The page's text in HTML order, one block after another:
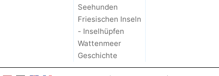
Seehunden
Friesischen Inseln
- Inselhüpfen
Wattenmeer
Geschichte